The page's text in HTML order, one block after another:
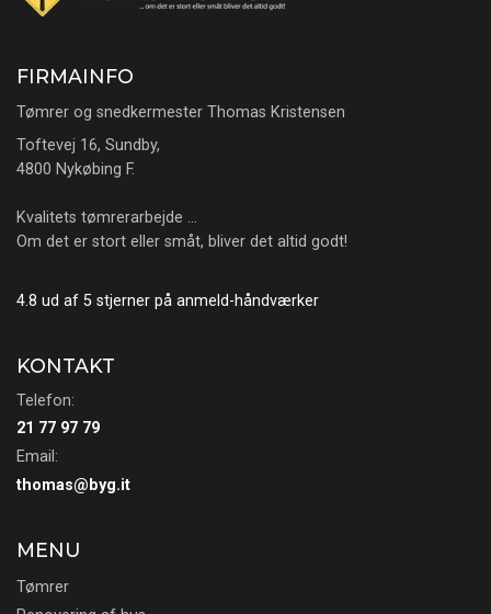
FIRMAINFO
Tømrer og snedkermester Thomas Kristensen
Toftevej 16, Sundby,
4800 Nykøbing F.
Kvalitets tømrerarbejde …
Om det er stort eller småt, bliver det altid godt!
4.8 ud af 5 stjerner på anmeld-håndværker
KONTAKT
Telefon:
21 77 97 79
Email:
thomas@byg.it
MENU
Tømrer